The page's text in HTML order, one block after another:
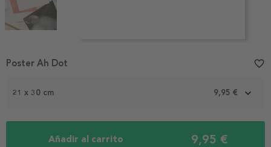
1
21 x 30 cm 9,95 €
Añadir al carrito 9,95 €
Poster Ah Dot favorite_border